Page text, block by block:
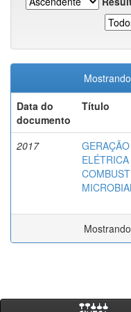
Data do
documento
Título
2017